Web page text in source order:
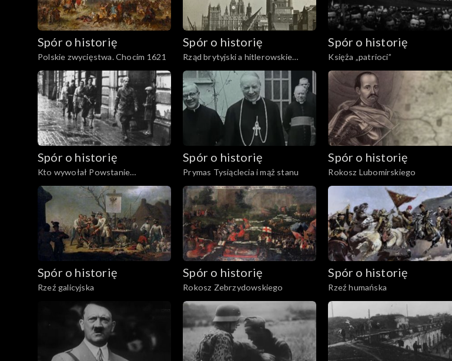
Spór o historię
Polskie zwycięstwa. Chocim 1621
Spór o historię
Rząd brytyjski a hitlerowskie
Niemcy
Spór o historię
Księża „patrioci”
Spór o historię
Kto wywołał Powstanie
Warszawskie?
Spór o historię
Prymas Tysiąclecia i mąż stanu
Spór o historię
Rokosz Lubomirskiego
Spór o historię
Rzeź galicyjska
Spór o historię
Rokosz Zebrzydowskiego
Spór o historię
Rzeź humańska